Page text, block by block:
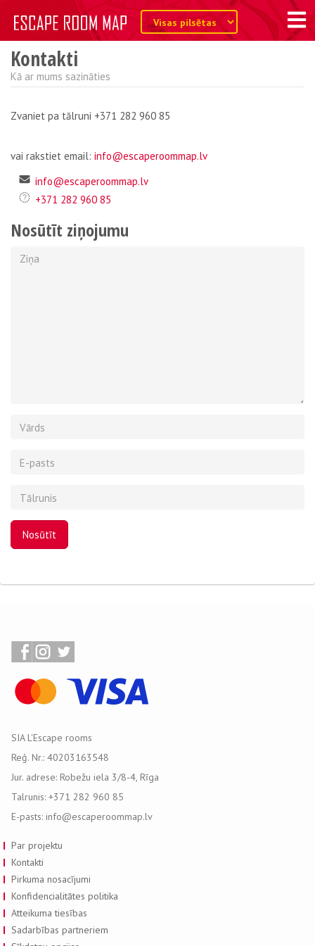
Kontakti
Kā ar mums sazināties
Zvaniet pa tālruni +371 282 960 85
vai rakstiet email: info@escaperoommap.lv
info@escaperoommap.lv
+371 282 960 85
Nosūtīt ziņojumu
Ziņa
Vārds
Tālrunis
Surname
Nosūtīt
SIA L'Escape rooms
Reģ. Nr.: 40203163548
Jur. adrese: Robežu iela 3/8-4, Rīga
Talrunis: +371 282 960 85
E-pasts: info@escaperoommap.lv
Par projektu
Kontakti
Pirkuma nosacījumi
Konfidencialitātes politika
Atteikuma tiesības
Sadarbības partneriem